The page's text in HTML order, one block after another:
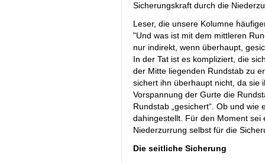
Sicherungskraft durch die
Leser, die unsere Kolumne
"Und was ist mit dem mittleren
nur indirekt, wenn überhaupt,
In der Tat ist es kompliziert, die
der Mitte liegenden Rundstab zu
sichert ihn überhaupt nicht, da sie
Vorspannung der Gurte die
Rundstab „gesichert“. Ob und
dahingestellt. Für den Moment sei
Niederzurrung selbst für die
Die seitliche Sicherung